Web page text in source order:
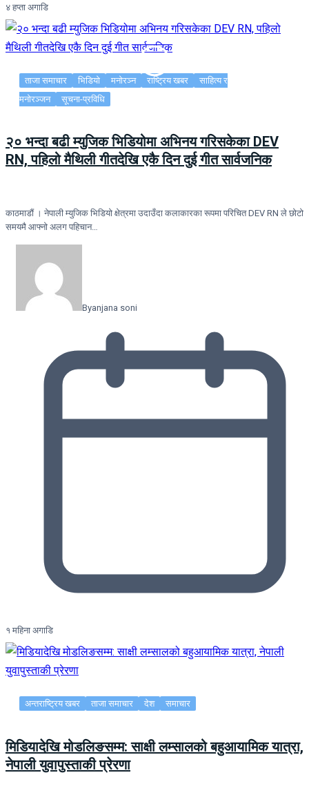
४ हप्ता अगाडि
ताजा समाचार भिडियो मनोरञ्न राष्ट्रिय खबर
साहित्य र
मनोरञ्जन
सूचना-प्रविधि
२० भन्दा बढी म्युजिक भिडियोमा अभिनय गरिसकेका DEV
RN, पहिलो मैथिली गीतदेखि एकै दिन दुई गीत सार्वजनिक
काठमाडौं । नेपाली म्युजिक भिडियो क्षेत्रमा उदाउँदा कलाकारका रूपमा परिचित DEV RN ले छोटो
समयमै आफ्नो अलग पहिचान…
Byanjana soni
१ महिना अगाडि
अन्तराष्ट्रिय खबर ताजा समाचार देश समाचार
मिडियादेखि मोडलिङसम्म: साक्षी लम्सालको बहुआयामिक यात्रा,
नेपाली युवापुस्ताकी प्रेरणा